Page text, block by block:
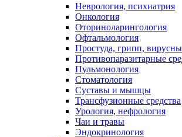
Неврология, психиатрия
Онкология
Оториноларингология
Офтальмология
Простуда, грипп,
Противопаразитарные
Пульмонология
Стоматология
Суставы и мышцы
Трансфузионные средства
Урология, нефрология
Чаи и травы
Эндокринология